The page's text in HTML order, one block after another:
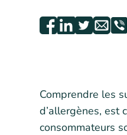
Comprendre les
d’allergènes, est
consommateurs